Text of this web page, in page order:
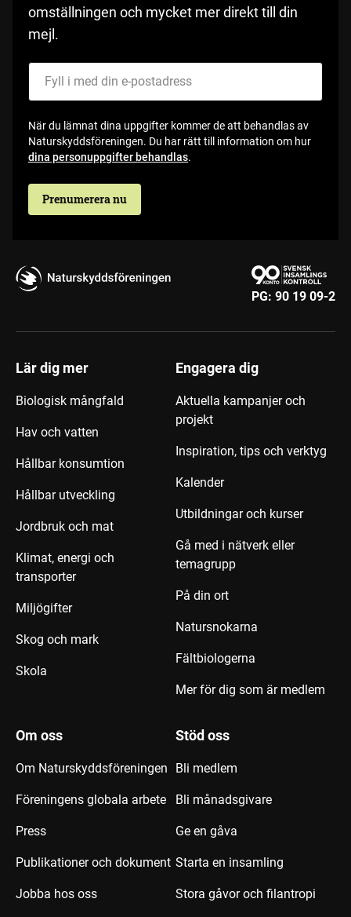
omställningen och mycket mer direkt till din
mejl.
När du lämnat dina uppgifter kommer de att behandlas av
Naturskyddsföreningen. Du har rätt till information om hur
dina personuppgifter behandlas.
Prenumerera nu
PG: 90 19 09-2
Lär dig mer
Biologisk mångfald
Hav och vatten
Hållbar konsumtion
Hållbar utveckling
Jordbruk och mat
Klimat, energi och
transporter
Miljögifter
Skog och mark
Skola
Engagera dig
Aktuella kampanjer och
projekt
Inspiration, tips och verktyg
Kalender
Utbildningar och kurser
Gå med i nätverk eller
temagrupp
På din ort
Natursnokarna
Fältbiologerna
Mer för dig som är medlem
Om oss
Om Naturskyddsföreningen
Föreningens globala arbete
Press
Publikationer och dokument
Jobba hos oss
Stöd oss
Bli medlem
Bli månadsgivare
Ge en gåva
Starta en insamling
Stora gåvor och filantropi